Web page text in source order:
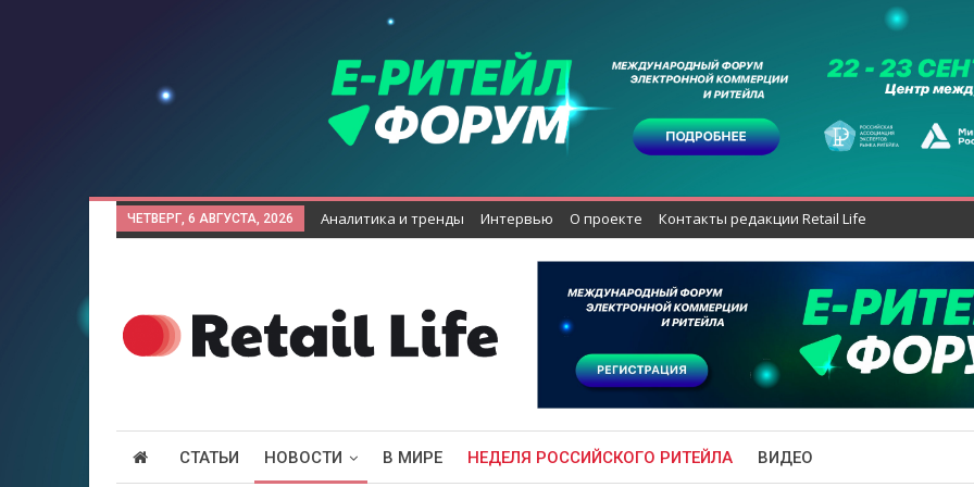
ЧЕТВЕРГ, 6 АВГУСТА, 2026 Аналитика и тренды Интервью О проекте Контакты редакции Retail Life
СТАТЬИ НОВОСТИ В МИРЕ НЕДЕЛЯ РОССИЙСКОГО РИТЕЙЛА ВИДЕО